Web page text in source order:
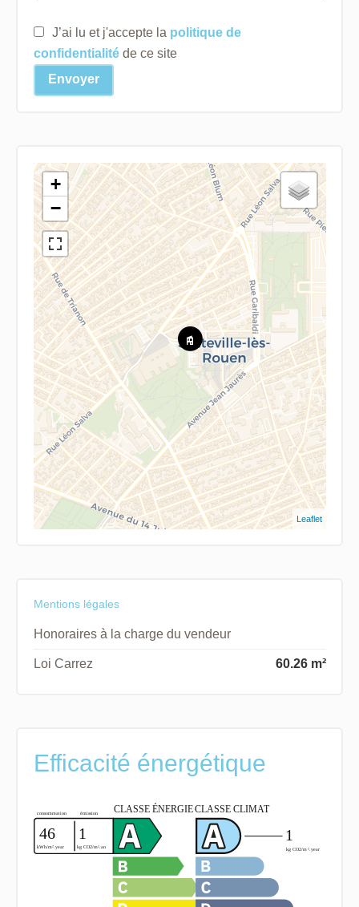
J’ai lu et j'accepte la politique de
confidentialitéde ce site
Envoyer
+
−
Leaflet
Mentions légales
Honoraires à la charge du vendeur
Loi Carrez 60.26 m²
Efficacité énergétique